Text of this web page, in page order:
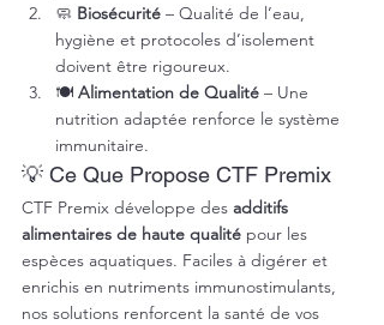
🧼 Biosécurité – Qualité de l’eau,
hygiène et protocoles d’isolement
doivent être rigoureux.
🍽️ Alimentation de Qualité – Une
nutrition adaptée renforce le système
immunitaire.
💡 Ce Que Propose CTF Premix
CTF Premix développe des additifs
alimentaires de haute qualité pour les
espèces aquatiques. Faciles à digérer et
enrichis en nutriments immunostimulants,
nos solutions renforcent la santé de vos